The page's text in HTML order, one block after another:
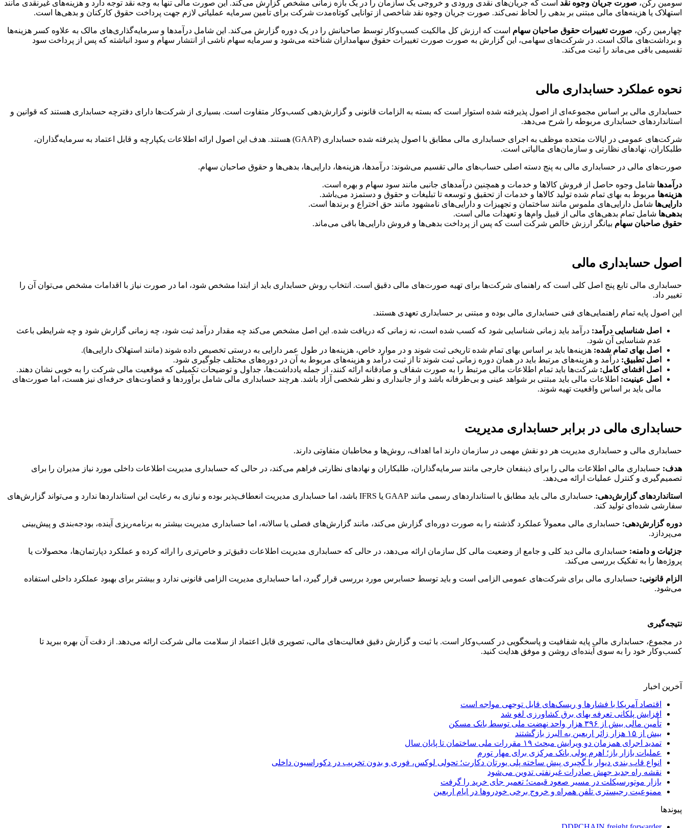
سومین رکن، صورت جریان وجوه نقد است که جریان‌های نقدی ورودی و خروجی یک سازمان را در یک بازه زمانی مشخص گزارش می‌کند. این صورت مالی تنها به وجه نقد توجه دارد و هزینه‌های غیرنقدی مانند
استهلاک یا هزینه‌های مالی مبتنی بر بدهی را لحاظ نمی‌کند. صورت جریان وجوه نقد شاخصی از توانایی کوتاه‌مدت شرکت برای تأمین سرمایه عملیاتی لازم جهت پرداخت حقوق کارکنان و بدهی‌ها است.
چهارمین رکن، صورت تغییرات حقوق صاحبان سهام است که ارزش کل مالکیت کسب‌وکار توسط صاحبانش را در یک دوره گزارش می‌کند. این شامل درآمدها و سرمایه‌گذاری‌های مالک به علاوه کسر هزینه‌ها
و برداشت‌های مالک است. در شرکت‌های سهامی، این گزارش به صورت صورت تغییرات حقوق سهامداران شناخته می‌شود و سرمایه سهام ناشی از انتشار سهام و سود انباشته که پس از پرداخت سود
تقسیمی باقی می‌ماند را ثبت می‌کند.
نحوه عملکرد حسابداری مالی
حسابداری مالی بر اساس مجموعه‌ای از اصول پذیرفته شده استوار است که بسته به الزامات قانونی و گزارش‌دهی کسب‌وکار متفاوت است. بسیاری از شرکت‌ها دارای دفترچه حسابداری هستند که قوانین و
استانداردهای حسابداری مربوطه را شرح می‌دهد.
شرکت‌های عمومی در ایالات متحده موظف به اجرای حسابداری مالی مطابق با اصول پذیرفته شده حسابداری (GAAP) هستند. هدف این اصول ارائه اطلاعات یکپارچه و قابل اعتماد به سرمایه‌گذاران،
طلبکاران، نهادهای نظارتی و سازمان‌های مالیاتی است.
صورت‌های مالی در حسابداری مالی به پنج دسته اصلی حساب‌های مالی تقسیم می‌شوند: درآمدها، هزینه‌ها، دارایی‌ها، بدهی‌ها و حقوق صاحبان سهام.
درآمدها شامل وجوه حاصل از فروش کالاها و خدمات و همچنین درآمدهای جانبی مانند سود سهام و بهره است.
هزینه‌ها مربوط به بهای تمام شده تولید کالاها و خدمات از تحقیق و توسعه تا تبلیغات و حقوق و دستمزد می‌باشد.
دارایی‌ها شامل دارایی‌های ملموس مانند ساختمان و تجهیزات و دارایی‌های نامشهود مانند حق اختراع و برندها است.
بدهی‌ها شامل تمام بدهی‌های مالی از قبیل وام‌ها و تعهدات مالی است.
حقوق صاحبان سهام بیانگر ارزش خالص شرکت است که پس از پرداخت بدهی‌ها و فروش دارایی‌ها باقی می‌ماند.
اصول حسابداری مالی
حسابداری مالی تابع پنج اصل کلی است که راهنمای شرکت‌ها برای تهیه صورت‌های مالی دقیق است. انتخاب روش حسابداری باید از ابتدا مشخص شود، اما در صورت نیاز با اقدامات مشخص می‌توان آن را
تغییر داد.
این اصول پایه تمام راهنمایی‌های فنی حسابداری مالی بوده و مبتنی بر حسابداری تعهدی هستند.
اصل شناسایی درآمد: درآمد باید زمانی شناسایی شود که کسب شده است، نه زمانی که دریافت شده. این اصل مشخص می‌کند چه مقدار درآمد ثبت شود، چه زمانی گزارش شود و چه شرایطی باعث
عدم شناسایی آن شود.
اصل بهای تمام شده: هزینه‌ها باید بر اساس بهای تمام شده تاریخی ثبت شوند و در موارد خاص، هزینه‌ها در طول عمر دارایی به درستی تخصیص داده شوند (مانند استهلاک دارایی‌ها).
اصل تطبیق: درآمد و هزینه‌های مرتبط باید در همان دوره زمانی ثبت شوند تا از ثبت درآمد و هزینه‌های مربوط به آن در دوره‌های مختلف جلوگیری شود.
اصل افشای کامل: شرکت‌ها باید تمام اطلاعات مالی مرتبط را به صورت شفاف و صادقانه ارائه کنند، از جمله یادداشت‌ها، جداول و توضیحات تکمیلی که موقعیت مالی شرکت را به خوبی نشان دهند.
اصل عینیت: اطلاعات مالی باید مبتنی بر شواهد عینی و بی‌طرفانه باشد و از جانبداری و نظر شخصی آزاد باشد. هرچند حسابداری مالی شامل برآوردها و قضاوت‌های حرفه‌ای نیز هست، اما صورت‌های
مالی باید بر اساس واقعیت تهیه شوند.
حسابداری مالی در برابر حسابداری مدیریت
حسابداری مالی و حسابداری مدیریت هر دو نقش مهمی در سازمان دارند اما اهداف، روش‌ها و مخاطبان متفاوتی دارند.
هدف: حسابداری مالی اطلاعات مالی را برای ذینفعان خارجی مانند سرمایه‌گذاران، طلبکاران و نهادهای نظارتی فراهم می‌کند، در حالی که حسابداری مدیریت اطلاعات داخلی مورد نیاز مدیران را برای
تصمیم‌گیری و کنترل عملیات ارائه می‌دهد.
استانداردهای گزارش‌دهی:
حسابداری مالی باید مطابق با استانداردهای رسمی مانند GAAP یا IFRS باشد، اما حسابداری مدیریت انعطاف‌پذیر بوده و نیازی به رعایت این استانداردها ندارد و می‌تواند گزارش‌های
سفارشی شده‌ای تولید کند.
دوره گزارش‌دهی: حسابداری مالی معمولاً عملکرد گذشته را به صورت دوره‌ای گزارش می‌کند، مانند گزارش‌های فصلی یا سالانه، اما حسابداری مدیریت بیشتر به برنامه‌ریزی آینده، بودجه‌بندی و پیش‌بینی
می‌پردازد.
جزئیات و دامنه: حسابداری مالی دید کلی و جامع از وضعیت مالی کل سازمان ارائه می‌دهد، در حالی که حسابداری مدیریت اطلاعات دقیق‌تر و خاص‌تری را ارائه کرده و عملکرد دپارتمان‌ها، محصولات یا
پروژه‌ها را به تفکیک بررسی می‌کند.
الزام قانونی: حسابداری مالی برای شرکت‌های عمومی الزامی است و باید توسط حسابرس مورد بررسی قرار گیرد، اما حسابداری مدیریت الزامی قانونی ندارد و بیشتر برای بهبود عملکرد داخلی استفاده
می‌شود.
نتیجه‌گیری
در مجموع، حسابداری مالی پایه شفافیت و پاسخگویی در کسب‌وکار است. با ثبت و گزارش دقیق فعالیت‌های مالی، تصویری قابل اعتماد از سلامت مالی شرکت ارائه می‌دهد. از دقت آن بهره ببرید تا
کسب‌وکار خود را به سوی آینده‌ای روشن و موفق هدایت کنید.
آخرین اخبار
اقتصاد آمریکا با فشارها و ریسک‌های قابل توجهی مواجه است
افزایش پلکانی تعرفه بهای برق کشاورزی لغو شد
تأمین مالی بیش از ۳۹۶ هزار واحد نهضت ملی توسط بانک مسکن
بیش از ۱۵ هزار زائر اربعین به البرز بازگشتند
تمدید اجرای همزمان دو ویرایش مبحث ۱۹ مقررات ملی ساختمان تا پایان سال
عملیات بازار باز؛ اهرم پولی بانک مرکزی برای مهار تورم
انواع قاب بندی دیوار با گچبری پیش ساخته پلی یورتان دکارت؛ تحولی لوکس، فوری و بدون تخریب در دکوراسیون داخلی
نقشه راه جدید جهش صادرات غیرنفتی تدوین می‌شود
بازار موتورسیکلت در مسیر صعود قیمت؛ تعمیر جای خرید را گرفت
ممنوعیت رجیستری تلفن همراه و خروج برخی خودروها در ایام اربعین
پیوندها